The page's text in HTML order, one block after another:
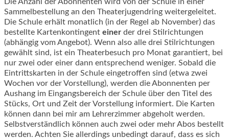
Sammelbestellung an den Theaterjugendring weitergeleitet.
Die Schule erhält monatlich (in der Regel ab November) das
bestellte Kartenkontingent einer der drei Stilrichtungen
(abhängig vom Angebot). Wenn also alle drei Stilrichtungen
gewählt sind, ist ein Theaterbesuch pro Monat garantiert, bei
nur zwei oder einer dann entsprechend weniger. Sobald die
Eintrittskarten in der Schule eingetroffen sind (etwa zwei
Wochen vor der Vorstellung), werden die Abonnenten per
Aushang im Eingangsbereich der Schule über den Titel des
Stücks, Ort und Zeit der Vorstellung informiert. Die Karten
können dann bei mir am Lehrerzimmer abgeholt werden.
Selbstverständlich können auch zwei oder mehr Abos bestellt
werden. Achten Sie allerdings unbedingt darauf, dass es sich